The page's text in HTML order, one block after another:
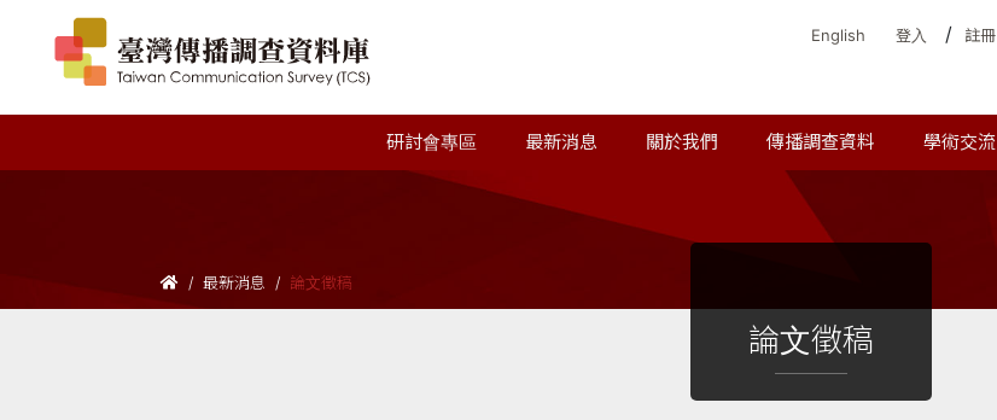
English 登入 / 註冊
研討會專區 最新消息 關於我們 傳播調查資料 學術交流
最新消息 論文徵稿
論文徵稿